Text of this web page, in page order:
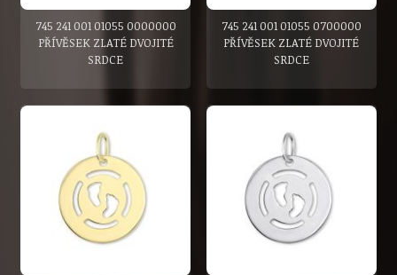
745 241 001 01055 0000000
PŘÍVĚSEK ZLATÉ DVOJITÉ
SRDCE
745 241 001 01055 0700000
PŘÍVĚSEK ZLATÉ DVOJITÉ
SRDCE